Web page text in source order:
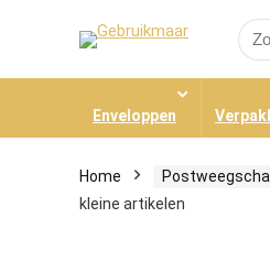
for:
Enveloppen
Home
kleine artikelen